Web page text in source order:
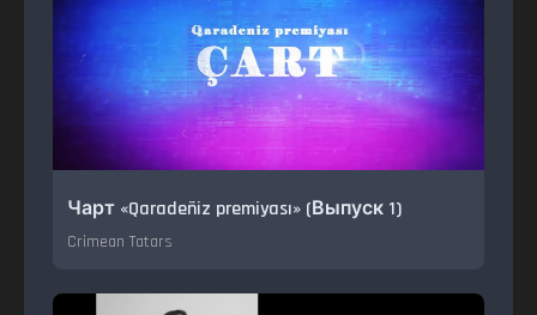
Чарт «Qaradeñiz premiyası» (Выпуск 1)
Crimean Tatars